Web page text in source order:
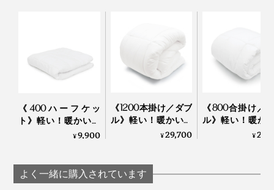
せっかくの羽毛布団でも、長年使い続けていたり、干せ
が、軽い寝心地のまま、使い続けられます」
とのことでした。
手軽に洗えるところも◎。寝汗や咳、くしゃみの飛沫で
汚れた『プリマロフト』を、洗濯機で丸洗いしました
が、元のふっくらした仕上がりに。
キルト内の『プリマロフト』の中わたがヘタったり、偏
ったりもなく、安心して洗えました。これはいい！
《400ハーフケッ
ト》軽い！暖かい！
プロ向け防寒着から
ト
¥9,900
《1200本掛け／ダブ
ル》軽い！暖かい！
プロ向け防寒着から
ト
¥29,700
《800合掛け／
ル》軽い！暖か
プロ向け防寒着
¥
よく一緒に購入されています